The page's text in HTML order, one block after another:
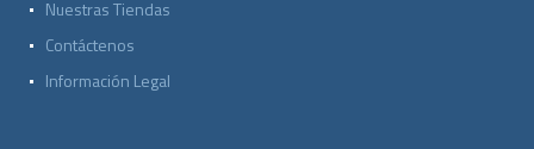
Nuestras Tiendas
Contáctenos
Información Legal